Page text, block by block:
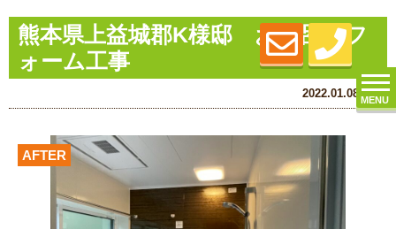
MENU
熊本県上益城郡K様邸 お風呂リフ
ォーム工事
2022.01.08 (Sat)
AFTER